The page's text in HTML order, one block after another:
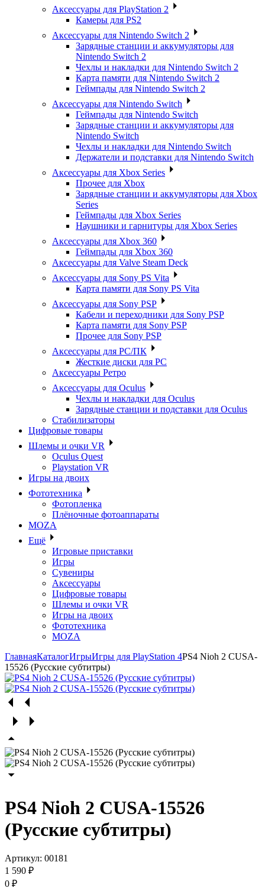
Аксессуары для PlayStation 2
Камеры для PS2
Аксессуары для Nintendo Switch 2
Зарядные станции и аккумуляторы для
Nintendo Switch 2
Чехлы и накладки для Nintendo Switch 2
Карта памяти для Nintendo Switch 2
Геймпады для Nintendo Switch 2
Аксессуары для Nintendo Switch
Геймпады для Nintendo Switch
Зарядные станции и аккумуляторы для
Nintendo Switch
Чехлы и накладки для Nintendo Switch
Держатели и подставки для Nintendo Switch
Аксессуары для Xbox Series
Прочее для Xbox
Зарядные станции и аккумуляторы для Xbox
Series
Геймпады для Xbox Series
Наушники и гарнитуры для Xbox Series
Аксессуары для Xbox 360
Геймпады для Xbox 360
Аксессуары для Valve Steam Deck
Аксессуары для Sony PS Vita
Карта памяти для Sony PS Vita
Аксессуары для Sony PSP
Кабели и переходники для Sony PSP
Карта памяти для Sony PSP
Прочее для Sony PSP
Аксессуары для PC/ПК
Жесткие диски для PC
Аксессуары Ретро
Аксессуары для Oculus
Чехлы и накладки для Oculus
Зарядные станции и подставки для Oculus
Стабилизаторы
Цифровые товары
Шлемы и очки VR
Oculus Quest
Playstation VR
Игры на двоих
Фототехника
Фотопленка
Плёночные фотоаппараты
MOZA
Ещё
Игровые приставки
Игры
Сувениры
Аксессуары
Цифровые товары
Шлемы и очки VR
Игры на двоих
Фототехника
MOZA
ГлавнаяКаталогИгрыИгры для PlayStation 4PS4 Nioh 2 CUSA-
15526 (Русские субтитры)
PS4 Nioh 2 CUSA-15526
(Русские субтитры)
Артикул: 00181
1 590 ₽
0 ₽